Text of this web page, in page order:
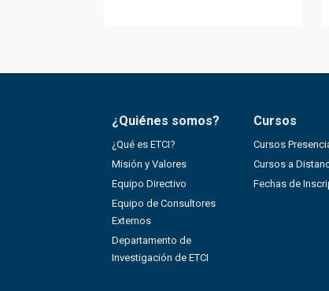
¿Quiénes somos?
¿Qué es ETCI?
Misión y Valores
Equipo Directivo
Equipo de Consultores
Externos
Departamento de
Investigación de ETCI
Cursos
Cursos
Cursos a
Fechas de